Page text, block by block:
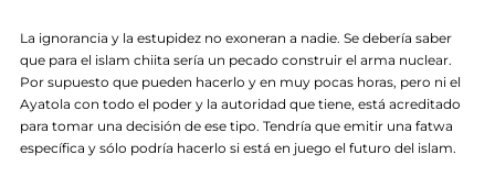
La ignorancia y la estupidez no exoneran a nadie. Se debería saber
que para el islam chiita sería un pecado construir el arma nuclear.
Por supuesto que pueden hacerlo y en muy pocas horas, pero ni el
Ayatola con todo el poder y la autoridad que tiene, está acreditado
para tomar una decisión de ese tipo. Tendría que emitir una fatwa
específica y sólo podría hacerlo si está en juego el futuro del islam.